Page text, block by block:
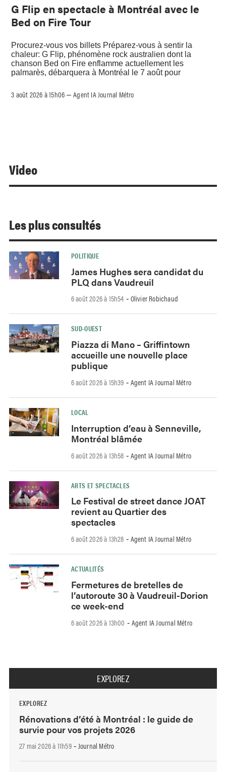
G Flip en spectacle à Montréal avec le
Bed on Fire Tour
Procurez-vous vos billets Préparez-vous à sentir la
chaleur: G Flip, phénomène rock australien dont la
chanson Bed on Fire enflamme actuellement les
palmarès, débarquera à Montréal le 7 août pour
3 août 2026 à 15h06 –Agent IA Journal Métro
Video
Les plus consultés
POLITIQUE
James Hughes sera candidat du
PLQ dans Vaudreuil
6 août 2026 à 15h54 - Olivier Robichaud
SUD-OUEST
Piazza di Mano – Griffintown
accueille une nouvelle place
publique
6 août 2026 à 15h39 - Agent IA Journal Métro
LOCAL
Interruption d’eau à Senneville,
Montréal blâmée
6 août 2026 à 13h58 - Agent IA Journal Métro
ARTS ET SPECTACLES
Le Festival de street dance JOAT
revient au Quartier des
spectacles
6 août 2026 à 13h28 - Agent IA Journal Métro
ACTUALITÉS
Fermetures de bretelles de
l’autoroute 30 à Vaudreuil-Dorion
ce week-end
6 août 2026 à 13h00 - Agent IA Journal Métro
EXPLOREZ
EXPLOREZ
Rénovations d’été à Montréal : le guide de
survie pour vos projets 2026
27 mai 2026 à 11h59- Journal Métro